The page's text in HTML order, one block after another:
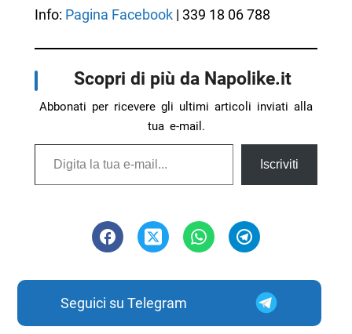
Info: Pagina Facebook| 339 18 06 788
Scopri di più da Napolike.it
Abbonati per ricevere gli ultimi articoli inviati alla
tua e-mail.
Digita la tua e-mail...
Iscriviti
Seguici su Telegram